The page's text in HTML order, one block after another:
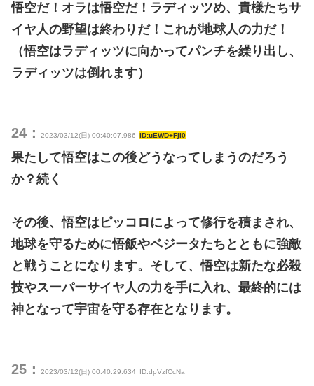
悟空だ！オラは悟空だ！ラディッツめ、貴様たちサ
イヤ人の野望は終わりだ！これが地球人の力だ！
（悟空はラディッツに向かってパンチを繰り出し、
ラディッツは倒れます）
24： 2023/03/12(日) 00:40:07.986 ID:uEWD+FjI0
果たして悟空はこの後どうなってしまうのだろう
か？続く
その後、悟空はピッコロによって修行を積まされ、
地球を守るために悟飯やベジータたちとともに強敵
と戦うことになります。そして、悟空は新たな必殺
技やスーパーサイヤ人の力を手に入れ、最終的には
神となって宇宙を守る存在となります。
25： 2023/03/12(日) 00:40:29.634 ID:dpVzfCcNa